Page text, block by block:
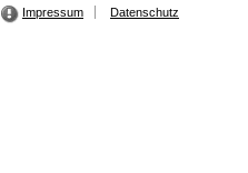
Impressum Datenschutz